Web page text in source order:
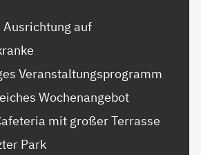
Ausrichtung auf
Veranstaltungsprogramm
Wochenangebot
mit großer Terrasse
Park